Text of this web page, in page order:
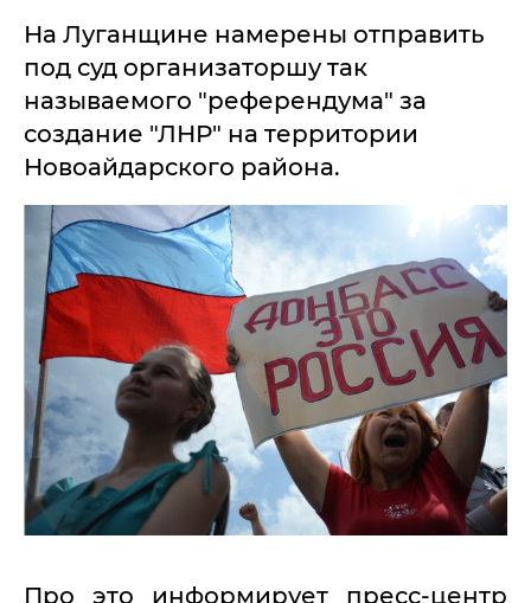
На Луганщине намерены отправить
под суд организаторшу так
называемого "референдума" за
создание "ЛНР" на территории
Новоайдарского района.
Про это информирует пресс-центр